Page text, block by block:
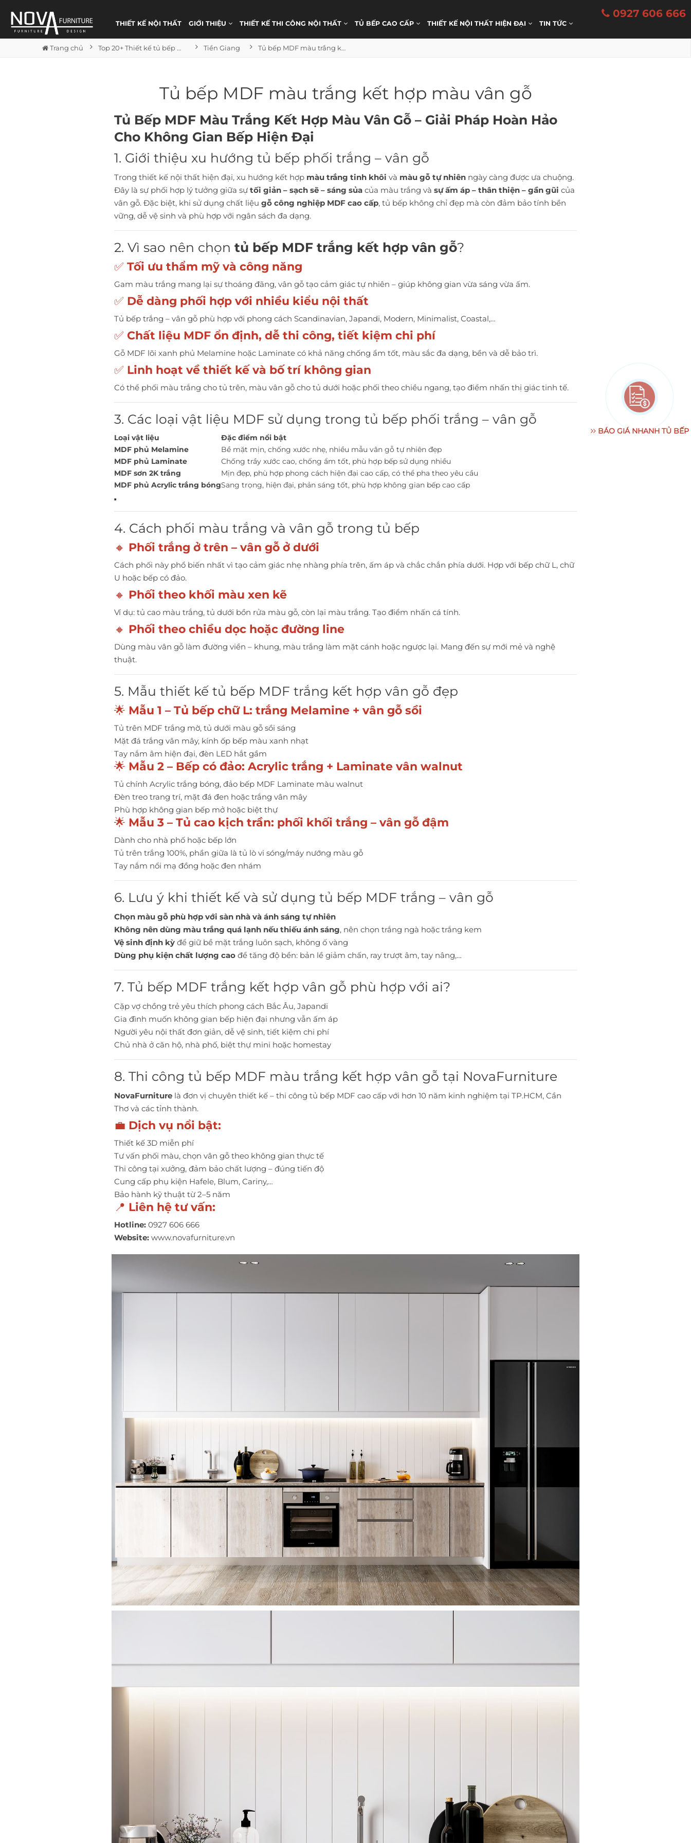
0927 606 666
THIẾT KẾ NỘI THẤT GIỚI THIỆU THIẾT KẾ THI CÔNG NỘI THẤT TỦ BẾP CAO CẤP THIẾT KẾ NỘI THẤT HIỆN ĐẠI TIN TỨC
Trang chủ Top 20+ Thiết kế tủ bếp màu trắng đẹp Tiền Giang Tủ bếp MDF màu trắng kết hợp màu vân gỗ
Tủ bếp MDF màu trắng kết hợp màu vân gỗ
Tủ Bếp MDF Màu Trắng Kết Hợp Màu Vân Gỗ – Giải Pháp Hoàn Hảo
Cho Không Gian Bếp Hiện Đại
1. Giới thiệu xu hướng tủ bếp phối trắng – vân gỗ
Trong thiết kế nội thất hiện đại, xu hướng kết hợp màu trắng tinh khôi và màu gỗ tự nhiên ngày càng được ưa chuộng.
Đây là sự phối hợp lý tưởng giữa sự tối giản – sạch sẽ – sáng sủa của màu trắng và sự ấm áp – thân thiện – gần gũi của
vân gỗ. Đặc biệt, khi sử dụng chất liệu gỗ công nghiệp MDF cao cấp, tủ bếp không chỉ đẹp mà còn đảm bảo tính bền
vững, dễ vệ sinh và phù hợp với ngân sách đa dạng.
2. Vì sao nên chọn tủ bếp MDF trắng kết hợp vân gỗ?
✅ Tối ưu thẩm mỹ và công năng
Gam màu trắng mang lại sự thoáng đãng, vân gỗ tạo cảm giác tự nhiên – giúp không gian vừa sáng vừa ấm.
✅ Dễ dàng phối hợp với nhiều kiểu nội thất
Tủ bếp trắng – vân gỗ phù hợp với phong cách Scandinavian, Japandi, Modern, Minimalist, Coastal,…
✅ Chất liệu MDF ổn định, dễ thi công, tiết kiệm chi phí
Gỗ MDF lõi xanh phủ Melamine hoặc Laminate có khả năng chống ẩm tốt, màu sắc đa dạng, bền và dễ bảo trì.
✅ Linh hoạt về thiết kế và bố trí không gian
Có thể phối màu trắng cho tủ trên, màu vân gỗ cho tủ dưới hoặc phối theo chiều ngang, tạo điểm nhấn thị giác tinh tế.
3. Các loại vật liệu MDF sử dụng trong tủ bếp phối trắng – vân gỗ
Loại vật liệu
Đặc điểm nổi bật
MDF phủ Melamine
Bề mặt mịn, chống xước nhẹ, nhiều mẫu vân gỗ tự nhiên đẹp
MDF phủ Laminate
Chống trầy xước cao, chống ẩm tốt, phù hợp bếp sử dụng nhiều
MDF sơn 2K trắng
Mịn đẹp, phù hợp phong cách hiện đại cao cấp, có thể pha theo yêu cầu
MDF phủ Acrylic trắng bóngSang trọng, hiện đại, phản sáng tốt, phù hợp không gian bếp cao cấp
4. Cách phối màu trắng và vân gỗ trong tủ bếp
🔸 Phối trắng ở trên – vân gỗ ở dưới
Cách phối này phổ biến nhất vì tạo cảm giác nhẹ nhàng phía trên, ấm áp và chắc chắn phía dưới. Hợp với bếp chữ L, chữ
U hoặc bếp có đảo.
🔸 Phối theo khối màu xen kẽ
Ví dụ: tủ cao màu trắng, tủ dưới bồn rửa màu gỗ, còn lại màu trắng. Tạo điểm nhấn cá tính.
🔸 Phối theo chiều dọc hoặc đường line
Dùng màu vân gỗ làm đường viền – khung, màu trắng làm mặt cánh hoặc ngược lại. Mang đến sự mới mẻ và nghệ
thuật.
5. Mẫu thiết kế tủ bếp MDF trắng kết hợp vân gỗ đẹp
🌟 Mẫu 1 – Tủ bếp chữ L: trắng Melamine + vân gỗ sồi
Tủ trên MDF trắng mờ, tủ dưới màu gỗ sồi sáng
Mặt đá trắng vân mây, kính ốp bếp màu xanh nhạt
Tay nắm âm hiện đại, đèn LED hắt gầm
🌟 Mẫu 2 – Bếp có đảo: Acrylic trắng + Laminate vân walnut
Tủ chính Acrylic trắng bóng, đảo bếp MDF Laminate màu walnut
Đèn treo trang trí, mặt đá đen hoặc trắng vân mây
Phù hợp không gian bếp mở hoặc biệt thự
🌟 Mẫu 3 – Tủ cao kịch trần: phối khối trắng – vân gỗ đậm
Dành cho nhà phố hoặc bếp lớn
Tủ trên trắng 100%, phần giữa là tủ lò vi sóng/máy nướng màu gỗ
Tay nắm nổi mạ đồng hoặc đen nhám
6. Lưu ý khi thiết kế và sử dụng tủ bếp MDF trắng – vân gỗ
Chọn màu gỗ phù hợp với sàn nhà và ánh sáng tự nhiên
Không nên dùng màu trắng quá lạnh nếu thiếu ánh sáng, nên chọn trắng ngà hoặc trắng kem
Vệ sinh định kỳ để giữ bề mặt trắng luôn sạch, không ố vàng
Dùng phụ kiện chất lượng cao để tăng độ bền: bản lề giảm chấn, ray trượt âm, tay nâng,…
7. Tủ bếp MDF trắng kết hợp vân gỗ phù hợp với ai?
Cặp vợ chồng trẻ yêu thích phong cách Bắc Âu, Japandi
Gia đình muốn không gian bếp hiện đại nhưng vẫn ấm áp
Người yêu nội thất đơn giản, dễ vệ sinh, tiết kiệm chi phí
Chủ nhà ở căn hộ, nhà phố, biệt thự mini hoặc homestay
8. Thi công tủ bếp MDF màu trắng kết hợp vân gỗ tại NovaFurniture
NovaFurniture là đơn vị chuyên thiết kế – thi công tủ bếp MDF cao cấp với hơn 10 năm kinh nghiệm tại TP.HCM, Cần
Thơ và các tỉnh thành.
💼 Dịch vụ nổi bật:
Thiết kế 3D miễn phí
Tư vấn phối màu, chọn vân gỗ theo không gian thực tế
Thi công tại xưởng, đảm bảo chất lượng – đúng tiến độ
Cung cấp phụ kiện Hafele, Blum, Cariny,…
Bảo hành kỹ thuật từ 2–5 năm
📍 Liên hệ tư vấn:
Hotline: 0927 606 666
Website: www.novafurniture.vn
BÁO GIÁ NHANH TỦ BẾP